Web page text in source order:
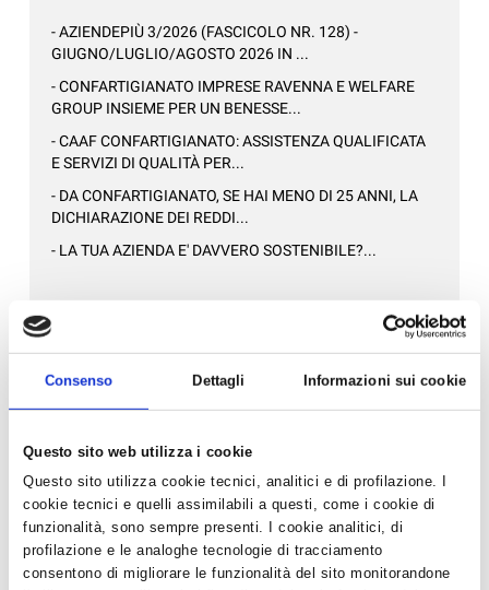
Consenso Dettagli Informazioni sui cookie
Questo sito web utilizza i cookie
Questo sito utilizza cookie tecnici, analitici e di profilazione. I
cookie tecnici e quelli assimilabili a questi, come i cookie di
funzionalità, sono sempre presenti. I cookie analitici, di
profilazione e le analoghe tecnologie di tracciamento
consentono di migliorare le funzionalità del sito monitorandone
- AZIENDEPIÙ 3/2026 (FASCICOLO NR. 128) -
GIUGNO/LUGLIO/AGOSTO 2026 IN ...
- CONFARTIGIANATO IMPRESE RAVENNA E WELFARE
GROUP INSIEME PER UN BENESSE...
- CAAF CONFARTIGIANATO: ASSISTENZA QUALIFICATA
E SERVIZI DI QUALITÀ PER...
- DA CONFARTIGIANATO, SE HAI MENO DI 25 ANNI, LA
DICHIARAZIONE DEI REDDI...
- LA TUA AZIENDA E' DAVVERO SOSTENIBILE?...
Altre Associazioni di mestiere
- CONFARTIGIANATO E LILT PER LA DONAZIONE DEI
CAPELLI...
- DISPONIBILE LA 26^ EDIZIONE DEL TARIFFARIO
CASA...
- LETTERA AI SINDACI: CHIESTI MAGGIORI CONTROLLI
PER CONTRASTARE L'ABUSI...
- UNA PIEGA PER LO IOR: PIÙ DI 5800 EURO RACCOLTI A